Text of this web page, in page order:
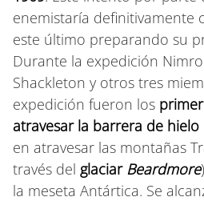
enemistaría definitivamente
este último preparando su
Durante la expedición
Shackleton y otros tres
expedición fueron los
atravesar la barrera de hielo
en atravesar las montañas
través del glaciar Beardmore
la meseta Antártica. Se